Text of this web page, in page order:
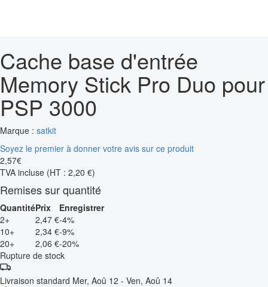
Cache base d'entrée
Memory Stick Pro Duo pour
PSP 3000
Marque : satkit
Soyez le premier à donner votre avis sur ce produit
2,57€
TVA incluse (HT : 2,20 €)
Remises sur quantité
QuantitéPrix
Enregistrer
2+
2,47 €-4%
10+
2,34 €-9%
20+
2,06 €-20%
Rupture de stock
Livraison standard Mer, Aoû 12 - Ven, Aoû 14